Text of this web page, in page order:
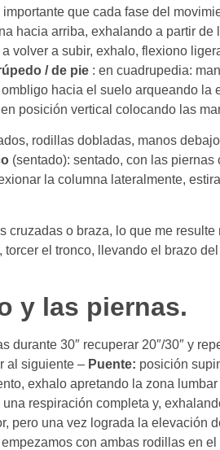
que cada fase del
hacia arriba, exhalando a partir
volver a subir, exhalo, flexiono
/ de pie : en cuadrupedia:
hacia el suelo arqueando
posición vertical colocando las
rodillas dobladas, manos
(sentado): sentado, con las
la columna lateralmente,
cruzadas o braza, lo que me
el tronco, llevando el brazo
y las piernas.
30″ recuperar 20″/30″ y
al siguiente – Puente: posición
exhalo apretando la zona
respiración completa y,
pero una vez lograda la elevación
con ambas rodillas en